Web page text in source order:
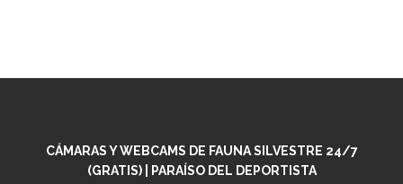
CÁMARAS Y WEBCAMS DE FAUNA SILVESTRE 24/7
(GRATIS) | PARAÍSO DEL DEPORTISTA